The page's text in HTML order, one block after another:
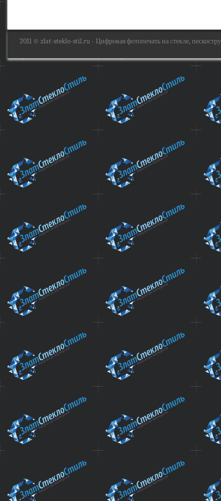
2011 © zlat-steklo-stil.ru - Цифровая фотопечать на стекле,